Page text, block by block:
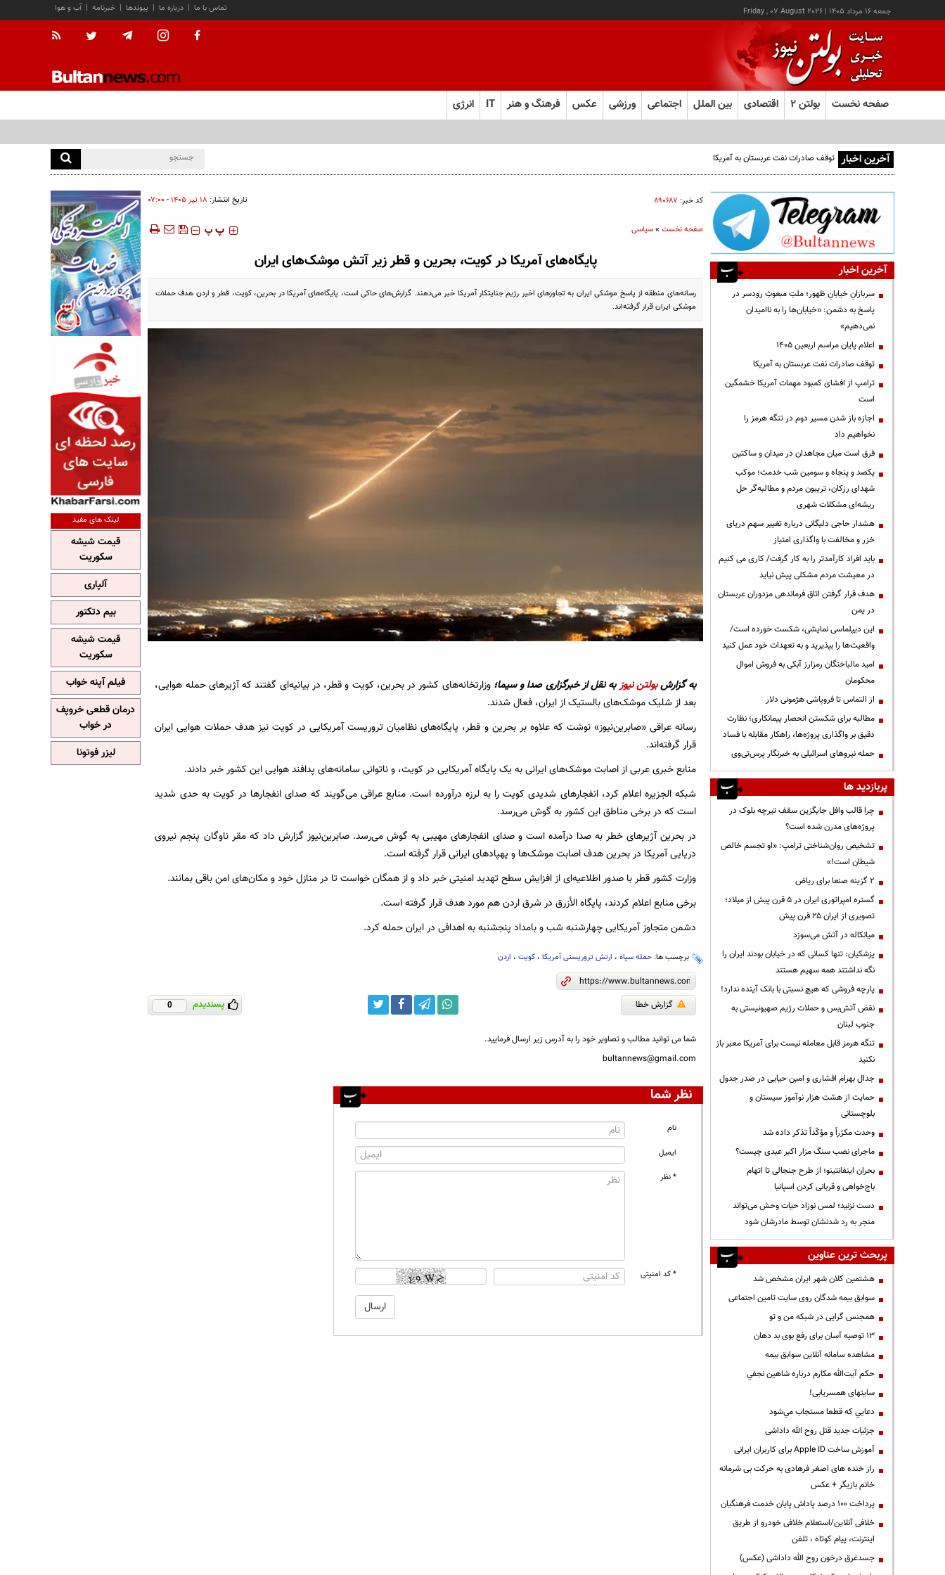
جمعه ۱۶ مرداد ۱۴۰۵ |
Friday , 07 August 2026 آب و هوا | خبرنامه | پیوندها | درباره ما | تماس با ما
صفحه نخست بولتن ۲ اقتصادی بین الملل اجتماعی ورزشی عکس فرهنگ و هنر IT انرژی
آخرین اخبار توقف صادرات نفت عربستان به آمریکا
کد خبر: ۸۹۰۶۸۷ تاریخ انتشار: ۱۸ تير ۱۴۰۵ - ۰۷:۰۰
صفحه نخست»سیاسی ‍‍‍ پ پ
پایگاه‌های آمریکا در کویت، بحرین و قطر زیر آتش موشک‌های ایران
رسانه‌های منطقه از پاسخ موشکی ایران به تجاوز‌های اخیر رژیم جنایتکار آمریکا خبر می‌دهند. گزارش‌های حاکی است، پایگاه‌های آمریکا در بحرین، کویت، قطر و اردن هدف حملات
موشکی ایران قرار گرفته‌اند.
به گزارشبولتن نیوزبه نقل ازخبرگزاری صدا و سیما؛ وزارتخانه‌های کشور در بحرین، کویت و قطر، در بیانیه‌ای گفتند که آژیر‌های حمله هوایی،
بعد از شلیک موشک‌های بالستیک از ایران، فعال شدند.
رسانه عراقی «صابرین‌نیوز» نوشت که علاوه بر بحرین و قطر، پایگاه‌های نظامیان تروریست آمریکایی در کویت نیز هدف حملات هوایی ایران
قرار گرفته‌اند.
منابع خبری عربی از اصابت موشک‌های ایرانی به یک پایگاه آمریکایی در کویت، و ناتوانی سامانه‌های پدافند هوایی این کشور خبر دادند.
شبکه الجزیره اعلام کرد، انفجار‌های شدیدی کویت را به لرزه درآورده است. منابع عراقی می‌گویند که صدای انفجار‌ها در کویت به حدی شدید
است که در برخی مناطق این کشور به گوش می‌رسد.
در بحرین آژیر‌های خطر به صدا درآمده است و صدای انفجار‌های مهیبی به گوش می‌رسد. صابرین‌نیوز گزارش داد که مقر ناوگان پنجم نیروی
دریایی آمریکا در بحرین هدف اصابت موشک‌ها و پهپاد‌های ایرانی قرار گرفته است.
وزارت کشور قطر با صدور اطلاعیه‌ای از افزایش سطح تهدید امنیتی خبر داد و از همگان خواست تا در منازل خود و مکان‌های امن باقی بمانند.
برخی منابع اعلام کردند، پایگاه الأزرق در شرق اردن هم مورد هدف قرار گرفته است.
دشمن متجاوز آمریکایی چهارشنبه شب و بامداد پنجشنبه به اهدافی در ایران حمله کرد.
برچسب ها: حمله سپاه، ارتش تروریستی آمریکا، کویت، اردن
گزارش خطا پسندیدم 0
شما می توانید مطالب و تصاویر خود را به آدرس زیر ارسال فرمایید.
bultannews@gmail.com
نظر شما
نام
ایمیل
* نظر
* کد امنیتی
آخرین اخبار
سربازانِ خیابانِ ظهور؛ ملتِ مبعوثِ رودسر در
پاسخ به دشمن: «خیابان‌ها را به ناامیدان
نمی‌دهیم»
اعلام پایان مراسم اربعین ۱۴۰۵
توقف صادرات نفت عربستان به آمریکا
ترامپ از افشای کمبود مهمات آمریکا خشمگین
است
اجازه باز شدن مسیر دوم در تنگه هرمز را
نخواهیم داد
فرق است میان مجاهدان در میدان و ساکتین
یکصد و پنجاه و سومین شب خدمت؛ موکب
شهدای رزکان، تریبون مردم و مطالبه‌گر حل
ریشه‌ای مشکلات شهری
هشدار حاجی دلیگانی درباره تغییر سهم دریای
خزر و مخالفت با واگذاری امتیاز
باید افراد کارآمدتر را به کار گرفت/ کاری می کنیم
در معیشت مردم مشکلی پیش نیاید
هدف قرار گرفتن اتاق‌ فرماندهی مزدوران عربستان
در یمن
این دیپلماسی نمایشی، شکست خورده است/
واقعیت‌ها را بپذیرید و به تعهدات خود عمل کنید
امید مالباختگان رمزارز آبکی به فروش اموال
محکومان
از التماس تا فروپاشی هژمونی دلار
مطالبه برای شکستن انحصار پیمانکاری؛ نظارت
دقیق بر واگذاری پروژه‌ها، راهکار مقابله با فساد
حمله نیروهای اسرائیلی به خبرنگار پرس‌تی‌وی
پربازدید ها
چرا قالب وافل جایگزین سقف تیرچه بلوک در
پروژه‌های مدرن شده است؟
تشخیص روان‌شناختی ترامپ: «او تجسم خالص
شیطان است!»
۲ گزینه صنعا برای ریاض
گستره امپراتوری ایران در ۵ قرن پیش از میلاد؛
تصویری از ایران ۲۵ قرن پیش
میانکاله در آتش می‌سوزد
پزشکیان: تنها کسانی که در خیابان بودند ایران را
نگه نداشتند همه سهیم هستند
پارچه فروشی که هیچ نسبتی با بانک آینده ندارد!
نقض آتش‌بس و حملات رژیم صهیونیستی به
جنوب لبنان
تنگه هرمز قابل معامله نیست برای آمریکا معبر باز
نکنید
جدال بهرام افشاری و امین حیایی در صدر جدول
حمایت از هشت هزار نوآموز سیستان و
بلوچستانی
وحدت مکرّراً و مؤکّداً تذکر داده شد
ماجرای نصب سنگ مزار اکبر عبدی چیست؟
بحران اینفانتینو؛ از طرح جنجالی تا اتهام
باج‌خواهی و قربانی کردن اسپانیا
دست نزنید؛ لمس نوزاد حیات وحش می‌تواند
منجر به رد شدنشان توسط مادرشان شود
پربحث ترین عناوین
هشتمین کلان شهر ایران مشخص شد
سوابق بیمه شدگان روی سایت تامین اجتماعی
همجنس گرایی در شبکه من و تو
13 توصیه آسان برای رفع بوی بد دهان
مشاهده سامانه آنلاين سوابق بیمه
حكم آيت‌الله مكارم درباره شاهين نجفي
سایتهای همسریابی!
دعايي كه قطعا مستجاب مي‌شود
جزئیات جدید قتل روح الله داداشی
آموزش ساخت Apple ID برای کاربران ایرانی
راز خنده های اصغر فرهادی به حرکت بی شرمانه
خانم بازیگر + عکس
پرداخت ۱۰۰ درصد پاداش پایان خدمت فرهنگیان
خلافی آنلاین/استعلام خلافی خودرو از طریق
اینترنت، پیام کوتاه ، تلفن
جسدغرق درخون روح الله داداشی (عکس)
لینک های مفید
قیمت شیشه
سکوریت
آلپاری
بیم دتکتور
قیمت شیشه
سکوریت
فیلم آپنه خواب
درمان قطعی خروپف
در خواب
لیزر فوتونا